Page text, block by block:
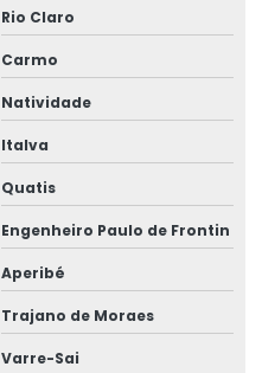
Rio Claro
Carmo
Natividade
Italva
Quatis
Engenheiro Paulo de Frontin
Aperibé
Trajano de Moraes
Varre-Sai